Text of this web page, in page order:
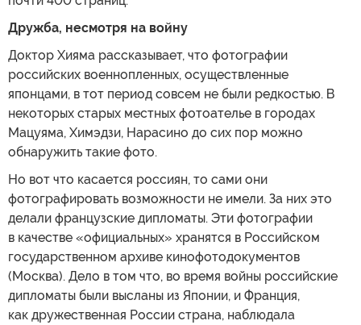
Дружба, несмотря на войну
Доктор Хияма рассказывает, что фотографии
российских военнопленных, осуществленные
японцами, в тот период совсем не были редкостью. В
некоторых старых местных фотоателье в городах
Мацуяма, Химэдзи, Нарасино до сих пор можно
обнаружить такие фото.
Но вот что касается россиян, то сами они
фотографировать возможности не имели. За них это
делали французские дипломаты. Эти фотографии
в качестве «официальных» хранятся в Российском
государственном архиве кинофотодокументов
(Москва). Дело в том что, во время войны российские
дипломаты были высланы из Японии, и Франция,
как дружественная России страна, наблюдала